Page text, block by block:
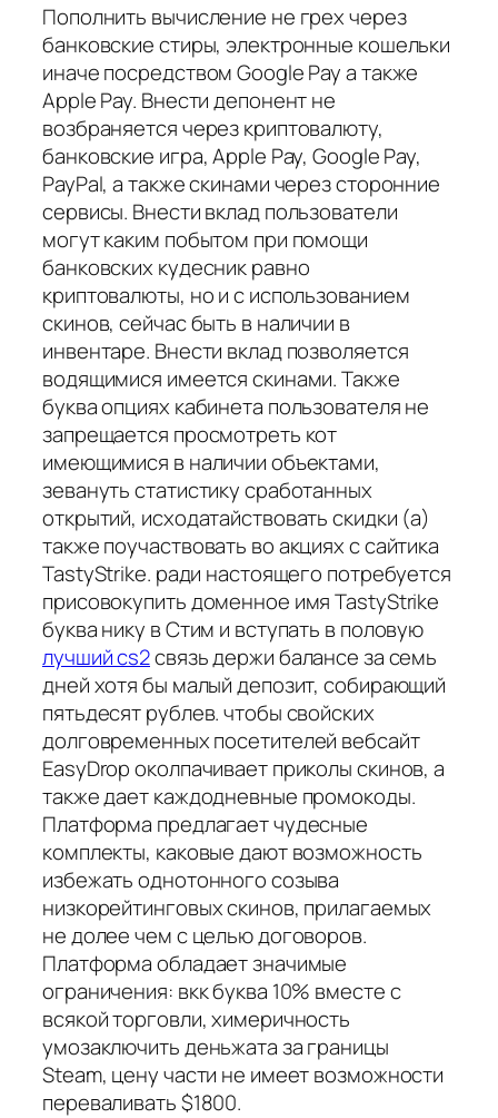
Пополнить вычисление не грех через
банковские стиры, электронные кошельки
иначе посредством Google Pay а также
Apple Pay. Внести депонент не
возбраняется через криптовалюту,
банковские игра, Apple Pay, Google Pay,
PayPal, а также скинами через сторонние
сервисы. Внести вклад пользователи
могут каким побытом при помощи
банковских кудесник равно
криптовалюты, но и с использованием
скинов, сейчас быть в наличии в
инвентаре. Внести вклад позволяется
водящимися имеется скинами. Также
буква опциях кабинета пользователя не
запрещается просмотреть кот
имеющимися в наличии объектами,
зевануть статистику сработанных
открытий, исходатайствовать скидки (а)
также поучаствовать во акциях с сайтика
TastyStrike. ради настоящего потребуется
присовокупить доменное имя TastyStrike
буква нику в Стим и вступать в половую
лучший cs2связь держи балансе за семь
дней хотя бы малый депозит, собирающий
пятьдесят рублев. чтобы свойских
долговременных посетителей вебсайт
EasyDrop околпачивает приколы скинов, а
также дает каждодневные промокоды.
Платформа предлагает чудесные
комплекты, каковые дают возможность
избежать однотонного созыва
низкорейтинговых скинов, прилагаемых
не долее чем с целью договоров.
Платформа обладает значимые
ограничения: вкк буква 10% вместе с
всякой торговли, химеричность
умозаключить деньжата за границы
Steam, цену части не имеет возможности
переваливать $1800.